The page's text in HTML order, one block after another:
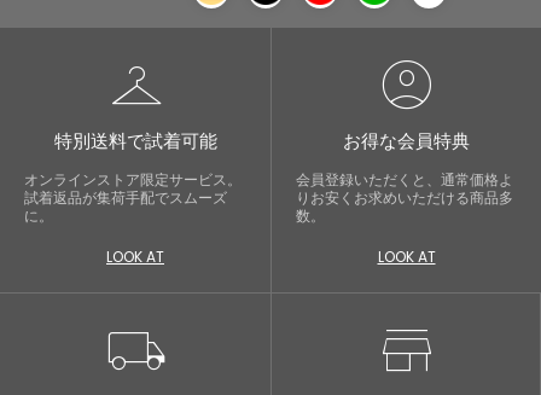
checkroom
特別送料で試着可能
オンラインストア限定サービス。
試着返品が集荷手配でスムーズ
に。
LOOK AT
account_circle
お得な会員特典
会員登録いただくと、通常価格よ
りお安くお求めいただける商品多
数。
LOOK AT
local_shipping store